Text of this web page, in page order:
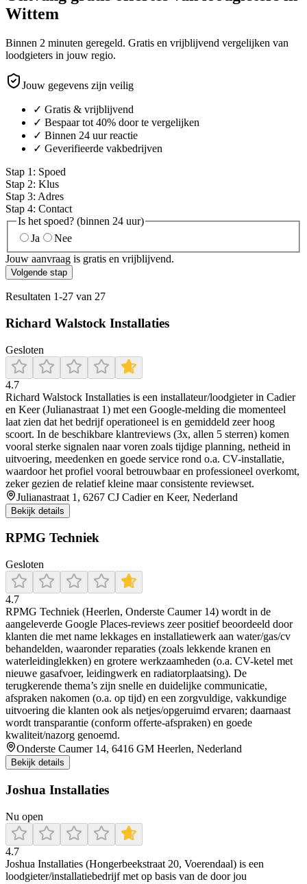
Wittem
Binnen 2 minuten geregeld. Gratis en vrijblijvend vergelijken van
loodgieters in jouw regio.
Jouw gegevens zijn veilig
✓ Gratis & vrijblijvend
✓ Bespaar tot 40% door te vergelijken
✓ Binnen 24 uur reactie
✓ Geverifieerde vakbedrijven
Stap 1 : Spoed
Stap 2: Klus
Stap 3: Adres
Stap 4: Contact
Is het spoed? (binnen 24 uur)
Ja
Nee
Jouw aanvraag is gratis en vrijblijvend.
Volgende stap
Resultaten 1-27 van 27
Richard Walstock Installaties
Gesloten
4.7
Richard Walstock Installaties is een installateur/loodgieter in Cadier
en Keer (Julianastraat 1) met een Google-melding die momenteel
laat zien dat het bedrijf operationeel is en gemiddeld zeer hoog
scoort. In de beschikbare klantreviews (3x, allen 5 sterren) komen
vooral sterke signalen naar voren zoals tijdige planning, netheid in
uitvoering, meedenken en goede service rond o.a. CV-installatie,
waardoor het profiel vooral betrouwbaar en professioneel overkomt,
zeker gezien de relatief kleine maar consistente reviewset.
Julianastraat 1, 6267 CJ Cadier en Keer, Nederland
Bekijk details
RPMG Techniek
Gesloten
4.7
RPMG Techniek (Heerlen, Onderste Caumer 14) wordt in de
aangeleverde Google Places-reviews zeer positief beoordeeld door
klanten die met name lekkages en installatiewerk aan water/gas/cv
behandelden, waaronder reparaties (zoals lekkende kranen en
waterleidinglekken) en grotere werkzaamheden (o.a. CV-ketel met
nieuwe gasafvoer, leidingwerk en radiatorplaatsing). De
terugkerende thema’s zijn snelle en duidelijke communicatie,
afspraken nakomen (o.a. op tijd) en een zorgvuldige, vakkundige
uitvoering die klanten ook als netjes/opgeruimd ervaren; daarnaast
wordt transparantie (conform offerte-afspraken) en goede
kwaliteit/nazorg genoemd.
Onderste Caumer 14, 6416 GM Heerlen, Nederland
Bekijk details
Joshua Installaties
Nu open
4.7
Joshua Installaties (Hongerbeekstraat 20, Voerendaal) is een
loodgieter/installatiebedrijf met op basis van de door jou